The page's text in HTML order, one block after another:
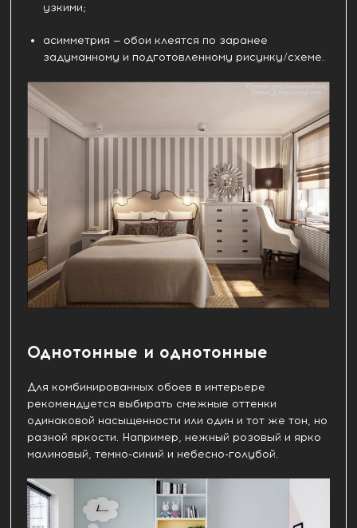
узкими;
асимметрия — обои клеятся по заранее
задуманному и подготовленному рисунку/схеме.
Однотонные и однотонные
Для комбинированных обоев в интерьере
рекомендуется выбирать смежные оттенки
одинаковой насыщенности или один и тот же тон, но
разной яркости. Например, нежный розовый и ярко
малиновый, темно-синий и небесно-голубой.